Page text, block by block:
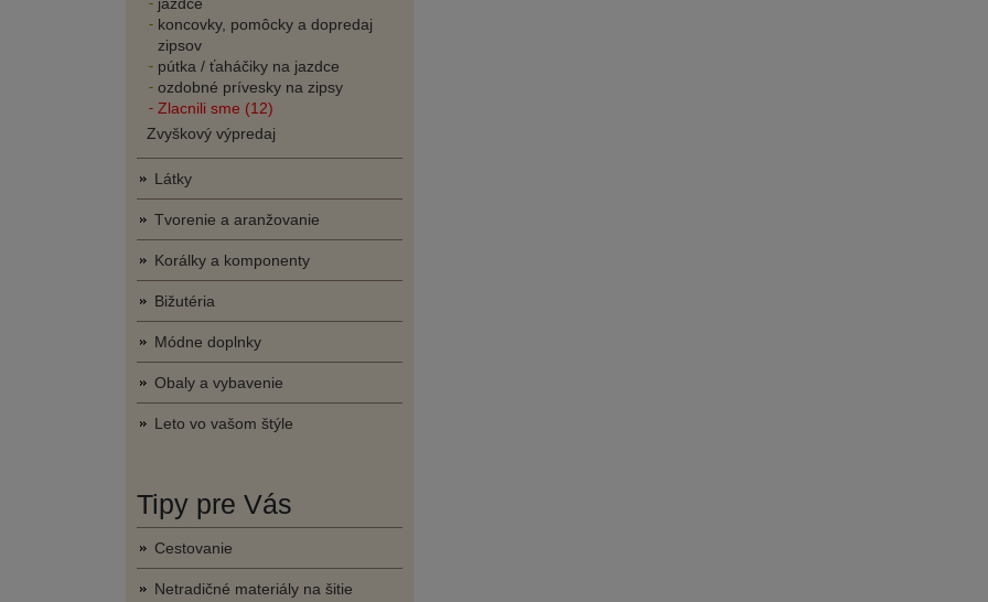
koncovky, pomôcky a dopredaj
zipsov
pútka / ťaháčiky na jazdce
ozdobné prívesky na zipsy
Zlacnili sme (12)
Zvyškový výpredaj
Látky
Tvorenie a aranžovanie
Korálky a komponenty
Bižutéria
Módne doplnky
Obaly a vybavenie
Leto vo vašom štýle
Tipy pre Vás
Cestovanie
Netradičné materiály na šitie